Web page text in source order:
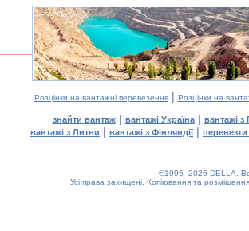
Розцінки на вантажні перевезення| Розцінки на
знайти вантаж| вантажі Україна| вантажі з
вантажі з Литви | вантажі з Фінляндії|
©1995–2026 DELLA.
Усі права захищені. Копіювання та